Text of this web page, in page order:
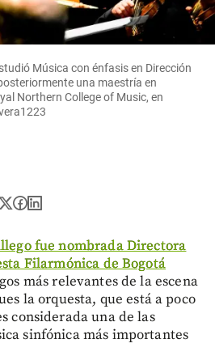
Música con énfasis en Dirección
una maestría en
Northern College of Music, en
fue nombrada Directora
Filarmónica de Bogotá
más relevantes de la escena
la orquesta, que está a poco
considerada una de las
sinfónica más importantes